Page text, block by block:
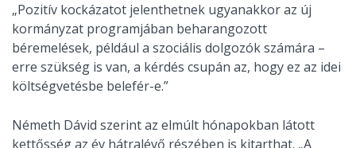
„Pozitív kockázatot jelenthetnek ugyanakkor az új
kormányzat programjában beharangozott
béremelések, például a szociális dolgozók számára –
erre szükség is van, a kérdés csupán az, hogy ez az idei
költségvetésbe belefér-e.”
Németh Dávid szerint az elmúlt hónapokban látott
kettősség az év hátralévő részében is kitarthat. „A